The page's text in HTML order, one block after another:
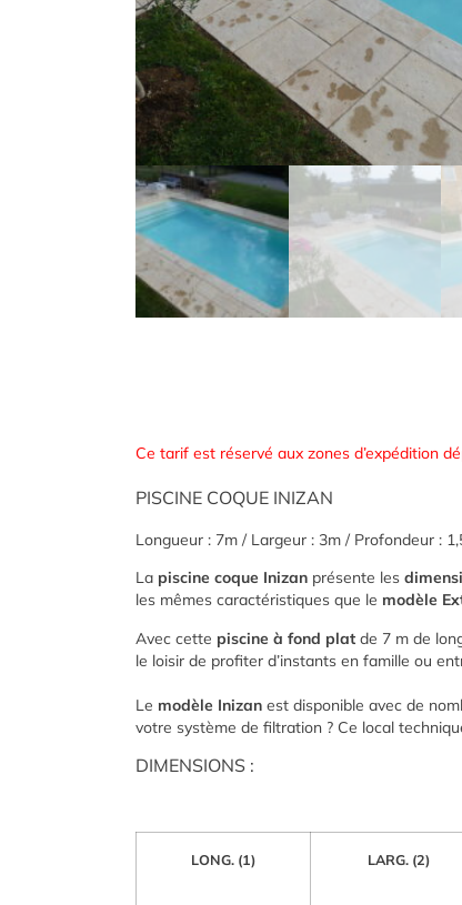
Ce tarif est réservé aux zones d’expédition
PISCINE COQUE INIZAN
Longueur : 7m / Largeur : 3m / Profondeur :
La piscine coque Inizan présente les
les mêmes caractéristiques que le modèle
Avec cette piscine à fond plat de 7 m de
le loisir de profiter d’instants en famille ou
Le modèle Inizan est disponible avec de
votre système de filtration ? Ce local
DIMENSIONS :
LONG. (1) LARG. (2)